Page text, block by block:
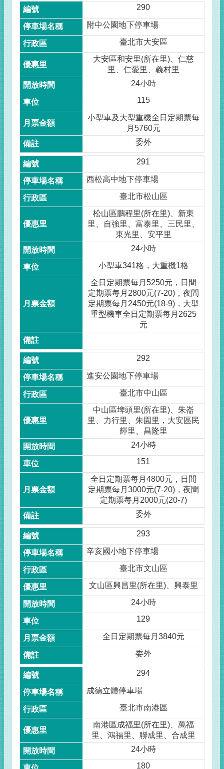
290
附中公園地下停車場
臺北市大安區
大安區和安里(所在里)、仁慈
里、仁愛里、義村里
24小時
115
小型車及大型重機全日定期票每
月5760元
委外
291
西松高中地下停車場
臺北市松山區
松山區鵬程里(所在里)、新東
里、自強里、富泰里、三民里、
東光里、安平里
24小時
小型車341格，大重機1格
全日定期票每月5250元，日間
定期票每月2800元(7-20)，夜間
定期票每月2450元(18-9)，大型
重型機車全日定期票每月2625
元
292
進安公園地下停車場
臺北市中山區
中山區埤頭里(所在里)、朱崙
里、力行里、朱園里，大安區民
輝里、昌隆里
24小時
151
全日定期票每月4800元，日間
定期票每月3000元(7-20)，夜間
定期票每月2000元(20-7)
委外
293
辛亥國小地下停車場
臺北市文山區
文山區興昌里(所在里)、興泰里
24小時
129
全日定期票每月3840元
委外
294
成德立體停車場
臺北市南港區
南港區成福里(所在里)、萬福
里、鴻福里、聯成里、合成里
24小時
180